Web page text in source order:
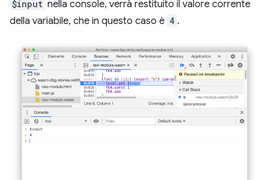
$input nella console, verrà restituito il valore corrente
della variabile, che in questo caso è 4 .